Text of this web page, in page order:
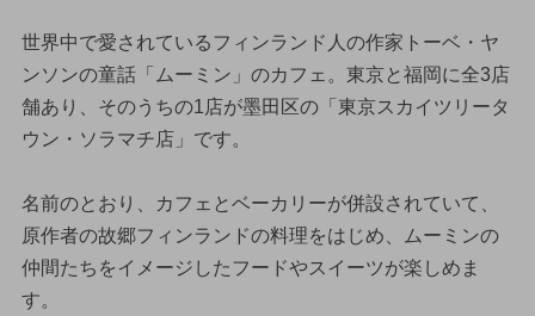
世界中で愛されているフィンランド人の作家トーベ・ヤ
ンソンの童話「ムーミン」のカフェ。東京と福岡に全3店
舗あり、そのうちの1店が墨田区の「東京スカイツリータ
ウン・ソラマチ店」です。
名前のとおり、カフェとベーカリーが併設されていて、
原作者の故郷フィンランドの料理をはじめ、ムーミンの
仲間たちをイメージしたフードやスイーツが楽しめま
す。